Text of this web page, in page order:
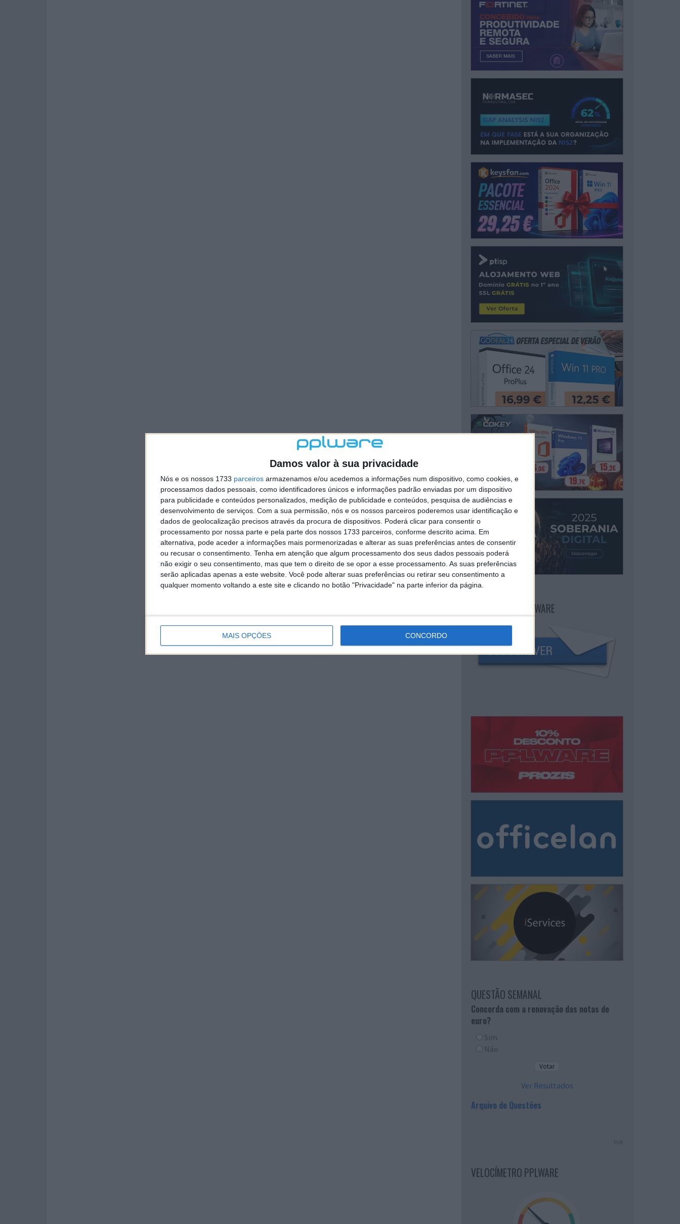
Damos valor à sua privacidade
Nós e os nossos 1733 parceiros armazenamos e/ou acedemos a informações num dispositivo, como cookies, e
processamos dados pessoais, como identificadores únicos e informações padrão enviadas por um dispositivo
para publicidade e conteúdos personalizados, medição de publicidade e conteúdos, pesquisa de audiências e
desenvolvimento de serviços. Com a sua permissão, nós e os nossos parceiros poderemos usar identificação e
dados de geolocalização precisos através da procura de dispositivos. Poderá clicar para consentir o
processamento por nossa parte e pela parte dos nossos 1733 parceiros, conforme descrito acima. Em
alternativa, pode aceder a informações mais pormenorizadas e alterar as suas preferências antes de consentir
ou recusar o consentimento. Tenha em atenção que algum processamento dos seus dados pessoais poderá
não exigir o seu consentimento, mas que tem o direito de se opor a esse processamento. As suas preferências
serão aplicadas apenas a este website. Você pode alterar suas preferências ou retirar seu consentimento a
qualquer momento voltando a este site e clicando no botão "Privacidade" na parte inferior da página.
MAIS OPÇÕES CONCORDO
NEWSLETTER PPLWARE
QUESTÃO SEMANAL
Concorda com a renovação das notas de
euro?
Sim
Não
Ver Resultados
Arquivo de Questões
PUB
VELOCÍMETRO PPLWARE